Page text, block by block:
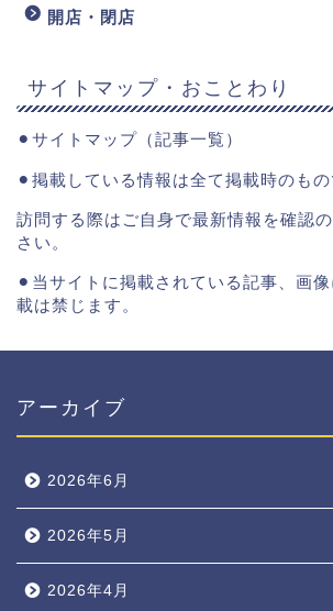
開店・閉店
サイトマップ・おことわり
⚫︎ サイトマップ（記事一覧）
⚫︎掲載している情報は全て掲載時のもの
訪問する際はご自身で最新情報を確認
さい。
⚫︎当サイトに掲載されている記事、画
載は禁じます。
アーカイブ
2026年6月
2026年5月
2026年4月